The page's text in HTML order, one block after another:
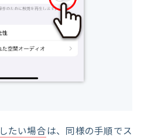
たい場合は、同様の手順でス